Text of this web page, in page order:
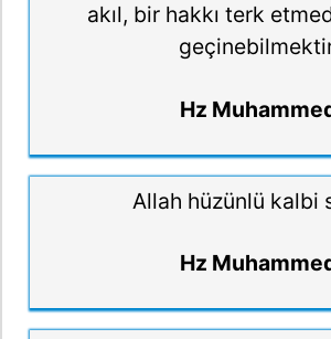
akıl, bir hakkı terk
Hz
Allah hüzünlü kalbi
Hz